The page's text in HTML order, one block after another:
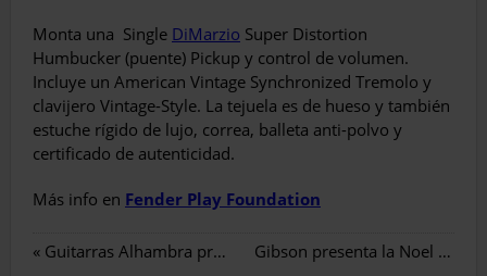
Monta una Single DiMarzio Super Distortion
Humbucker (puente) Pickup y control de volumen.
Incluye un American Vintage Synchronized Tremolo y
clavijero Vintage-Style. La tejuela es de hueso y también
estuche rígido de lujo, correa, balleta anti-polvo y
certificado de autenticidad.
Más info en Fender Play Foundation
« Guitarras Alhambra presenta la Hybrid Terra Gibson presenta la Noel Gallagher J-150 Acoustic